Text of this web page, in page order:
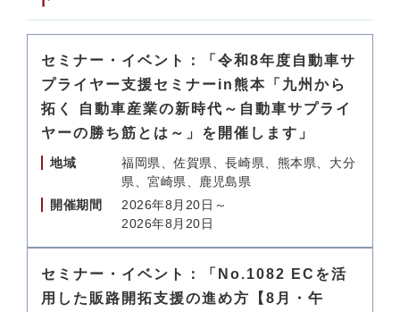
セミナー・イベント：「令和8年度自動車サ
プライヤー支援セミナーin熊本「九州から
拓く 自動車産業の新時代～自動車サプライ
ヤーの勝ち筋とは～」を開催します」
地域
福岡県、佐賀県、長崎県、熊本県、大分
県、宮崎県、鹿児島県
開催期間
2026年8月20日～
2026年8月20日
セミナー・イベント：「No.1082 ECを活
用した販路開拓支援の進め方【8月・午